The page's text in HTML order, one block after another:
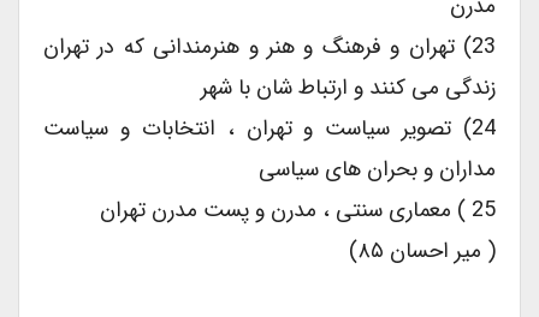
23) تهران و فرهنگ و هنر و هنرمندانی که در تهران
زندگی می کنند و ارتباط شان با شهر
24) تصویر سیاست و تهران ، انتخابات و سیاست
مداران و بحران های سیاسی
25 ) معماری سنتی ، مدرن و پست مدرن تهران
( میر احسان ۸۵)